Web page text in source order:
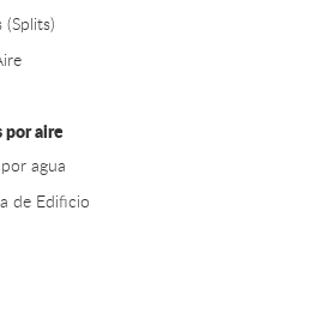
(Splits)
por aire
agua
de Edificio